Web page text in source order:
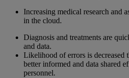
Increasing medical research and
in the cloud.
Diagnosis and treatments are
and data.
Likelihood of errors is decreased
better informed and data shared
personnel.